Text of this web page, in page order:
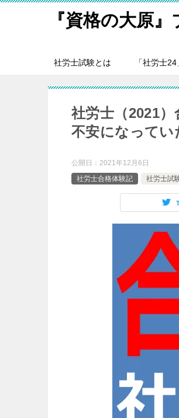
『資格の大原
社労士試験とは 「社労士
社労士（2021
不安になってい
公開日： 2021年12月6日
社労士合格体験記
社労士試